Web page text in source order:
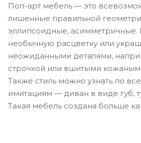
Поп-арт мебель — это
лишенные правильной
эллипсоидные,
необычную расцветку или
неожиданными деталями,
строчкой или вшитыми
Также стиль можно узнать по
имитациям — диван в виде губ,
Такая мебель создана больше